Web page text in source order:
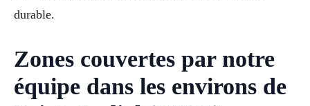
durable.
Zones couvertes par notre
équipe dans les environs de